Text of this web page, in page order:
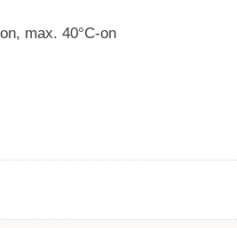
max. 40°C-on